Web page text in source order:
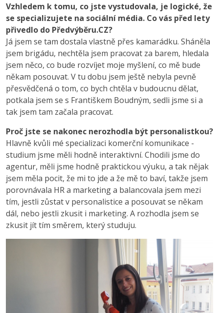
Vzhledem k tomu, co jste vystudovala, je logické, že
se specializujete na sociální média. Co vás před lety
přivedlo do Předvýběru.CZ?
Já jsem se tam dostala vlastně přes kamarádku. Sháněla
jsem brigádu, nechtěla jsem pracovat za barem, hledala
jsem něco, co bude rozvíjet moje myšlení, co mě bude
někam posouvat. V tu dobu jsem ještě nebyla pevně
přesvědčená o tom, co bych chtěla v budoucnu dělat,
potkala jsem se s Františkem Boudným, sedli jsme si a
tak jsem tam začala pracovat.
Proč jste se nakonec nerozhodla být personalistkou?
Hlavně kvůli mé specializaci komerční komunikace -
studium jsme měli hodně interaktivní. Chodili jsme do
agentur, měli jsme hodně praktickou výuku, a tak nějak
jsem měla pocit, že mi to jde a že mě to baví, takže jsem
porovnávala HR a marketing a balancovala jsem mezi
tím, jestli zůstat v personalistice a posouvat se někam
dál, nebo jestli zkusit i marketing. A rozhodla jsem se
zkusit jít tím směrem, který studuju.